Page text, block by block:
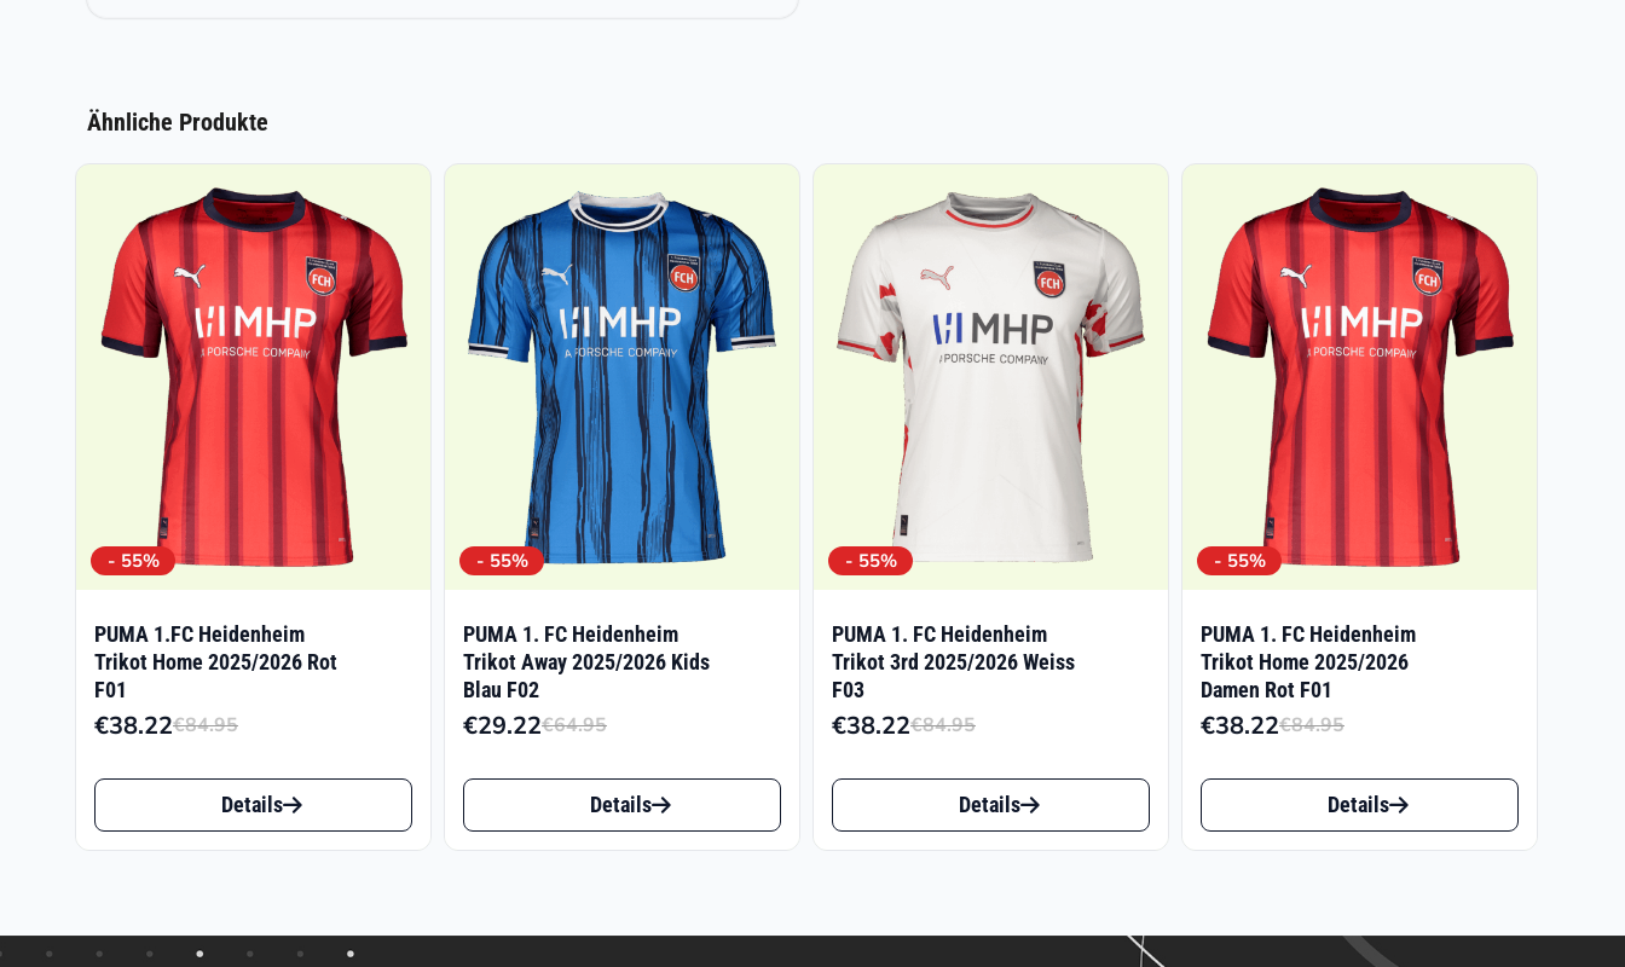
Ähnliche Produkte
- 55%
PUMA 1.FC Heidenheim
Trikot Home 2025/2026 Rot
F01
€84.95
Preis
war:
€84.95
€38.22
Preis
ist:
€38.22.
Dieses
Produkt
Varianten
Details
- 55%
PUMA 1. FC Heidenheim
Trikot Away 2025/2026 Kids
Blau F02
€64.95
Preis
war:
€64.95
€29.22
Preis
ist:
€29.22.
Dieses
Produkt
Details
- 55%
PUMA 1. FC Heidenheim
Trikot 3rd 2025/2026 Weiss
F03
€84.95
Preis
war:
€84.95
€38.22
Preis
ist:
€38.22.
Dieses
Produkt
Details
- 55%
PUMA 1. FC Heidenheim
Trikot Home 2025/2026
Damen Rot F01
€84.95
Preis
war:
€84.95
€38.22
Preis
ist:
€38.22.
Dieses
Produkt
Details